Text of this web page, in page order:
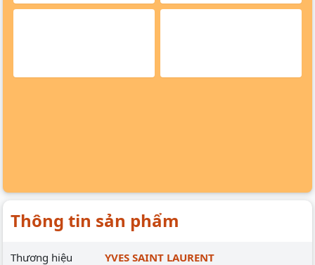
Thông tin sản phẩm
Thương hiệu YVES SAINT LAURENT